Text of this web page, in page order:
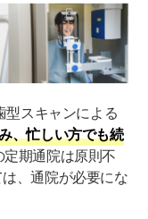
型スキャンによる
、忙しい方でも続
期通院は原則不
、通院が必要にな